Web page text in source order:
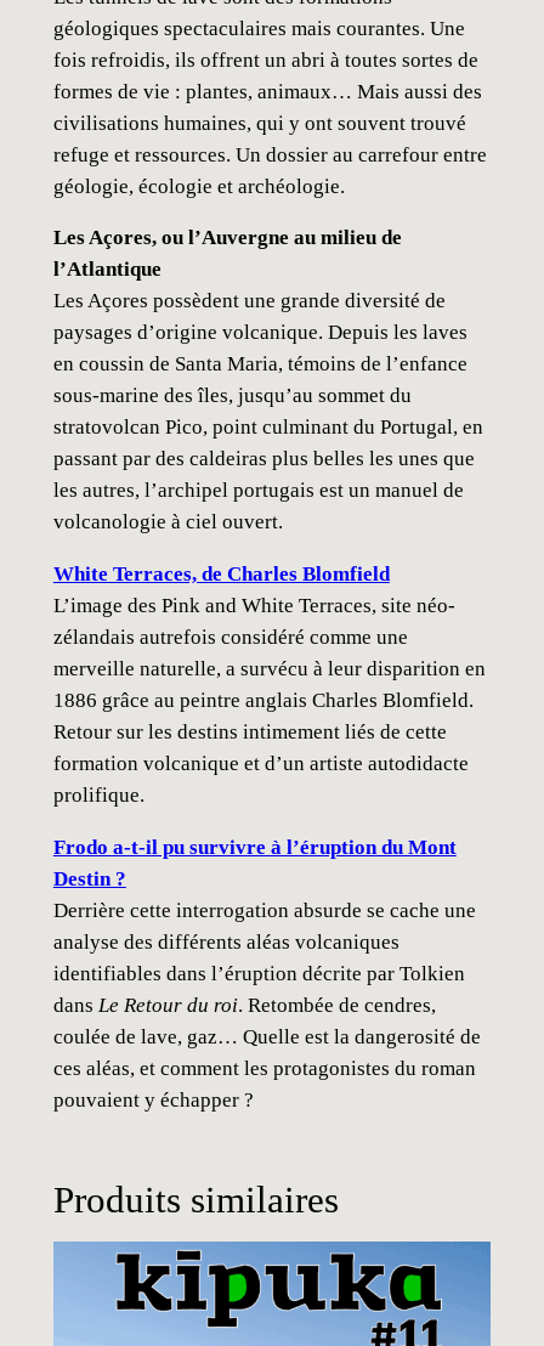
géologiques spectaculaires mais courantes. Une
fois refroidis, ils offrent un abri à toutes sortes de
formes de vie : plantes, animaux… Mais aussi des
civilisations humaines, qui y ont souvent trouvé
refuge et ressources. Un dossier au carrefour entre
géologie, écologie et archéologie.
Les Açores, ou l’Auvergne au milieu de
l’Atlantique
Les Açores possèdent une grande diversité de
paysages d’origine volcanique. Depuis les laves
en coussin de Santa Maria, témoins de l’enfance
sous-marine des îles, jusqu’au sommet du
stratovolcan Pico, point culminant du Portugal, en
passant par des caldeiras plus belles les unes que
les autres, l’archipel portugais est un manuel de
volcanologie à ciel ouvert.
White Terraces, de Charles Blomfield
L’image des Pink and White Terraces, site néo-
zélandais autrefois considéré comme une
merveille naturelle, a survécu à leur disparition en
1886 grâce au peintre anglais Charles Blomfield.
Retour sur les destins intimement liés de cette
formation volcanique et d’un artiste autodidacte
prolifique.
Frodo a-t-il pu survivre à l’éruption du Mont
Destin ?
Derrière cette interrogation absurde se cache une
analyse des différents aléas volcaniques
identifiables dans l’éruption décrite par Tolkien
dans Le Retour du roi. Retombée de cendres,
coulée de lave, gaz… Quelle est la dangerosité de
ces aléas, et comment les protagonistes du roman
pouvaient y échapper ?
Produits similaires